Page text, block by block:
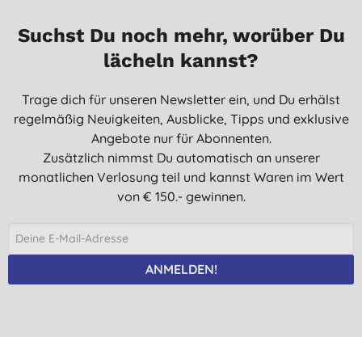
Suchst Du noch mehr, worüber Du
lächeln kannst?
Trage dich für unseren Newsletter ein, und Du erhälst
regelmäßig Neuigkeiten, Ausblicke, Tipps und exklusive
Angebote nur für Abonnenten.
Zusätzlich nimmst Du automatisch an unserer
monatlichen Verlosung teil und kannst Waren im Wert
von € 150.- gewinnen.
ANMELDEN!